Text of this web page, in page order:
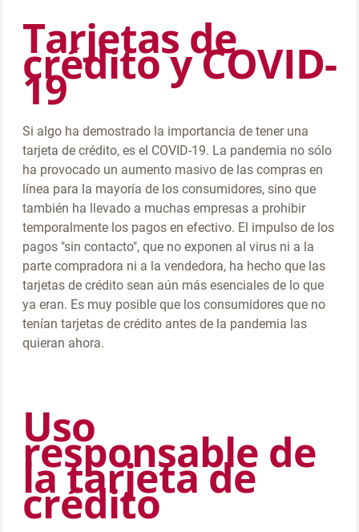
Tarjetas de
crédito y COVID-
19
Si algo ha demostrado la importancia de tener una
tarjeta de crédito, es el COVID-19. La pandemia no sólo
ha provocado un aumento masivo de las compras en
línea para la mayoría de los consumidores, sino que
también ha llevado a muchas empresas a prohibir
temporalmente los pagos en efectivo. El impulso de los
pagos "sin contacto", que no exponen al virus ni a la
parte compradora ni a la vendedora, ha hecho que las
tarjetas de crédito sean aún más esenciales de lo que
ya eran. Es muy posible que los consumidores que no
tenían tarjetas de crédito antes de la pandemia las
quieran ahora.
Uso
responsable de
la tarjeta de
crédito